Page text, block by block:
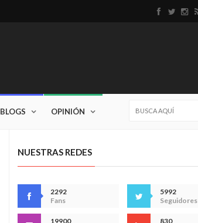
BLOGS OPINIÓN
NUESTRAS REDES
2292
Fans
5992
Seguidores
19900
830